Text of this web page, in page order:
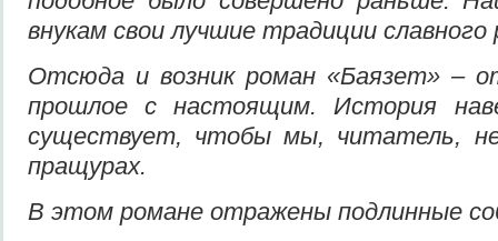
внукам свои лучшие традиции славного
Отсюда и возник роман «Баязет» –
прошлое с настоящим. История
существует, чтобы мы, читатель,
пращурах.
В этом романе отражены подлинные